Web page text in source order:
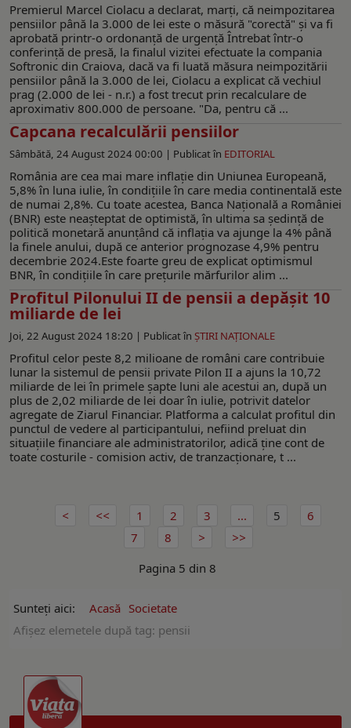
Premierul Marcel Ciolacu a declarat, marţi, că neimpozitarea
pensiilor până la 3.000 de lei este o măsură "corectă" şi va fi
aprobată printr-o ordonanţă de urgenţă Întrebat într-o
conferinţă de presă, la finalul vizitei efectuate la compania
Softronic din Craiova, dacă va fi luată măsura neimpozitării
pensiilor până la 3.000 de lei, Ciolacu a explicat că vechiul
prag (2.000 de lei - n.r.) a fost trecut prin recalculare de
aproximativ 800.000 de persoane. "Da, pentru că ...
Capcana recalculării pensiilor
Sâmbătă, 24 August 2024 00:00 | Publicat în EDITORIAL
România are cea mai mare inflaţie din Uniunea Europeană,
5,8% în luna iulie, în condiţiile în care media continentală este
de numai 2,8%. Cu toate acestea, Banca Naţională a României
(BNR) este neaşteptat de optimistă, în ultima sa şedinţă de
politică monetară anunţând că inflaţia va ajunge la 4% până
la finele anului, după ce anterior prognozase 4,9% pentru
decembrie 2024.Este foarte greu de explicat optimismul
BNR, în condiţiile în care preţurile mărfurilor alim ...
Profitul Pilonului II de pensii a depăşit 10
miliarde de lei
Joi, 22 August 2024 18:20 | Publicat în ŞTIRI NAŢIONALE
Profitul celor peste 8,2 milioane de români care contribuie
lunar la sistemul de pensii private Pilon II a ajuns la 10,72
miliarde de lei în primele şapte luni ale acestui an, după un
plus de 2,02 miliarde de lei doar în iulie, potrivit datelor
agregate de Ziarul Financiar. Platforma a calculat profitul din
punctul de vedere al participantului, nefiind preluat din
situaţiile finan­ci­are ale administratorilor, adică ţine cont de
toate costurile - comision activ, de tranzacţionare, t ...
1 2 3 ... 5
6
7
8
Pagina 5 din 8
Sunteți aici: Acasă Societate
Afişez elemetele după tag: pensii